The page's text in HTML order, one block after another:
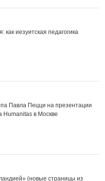
как иезуитская педагогика
Павла Пецци на презентации
Нumanitas в Москве
(новые страницы из